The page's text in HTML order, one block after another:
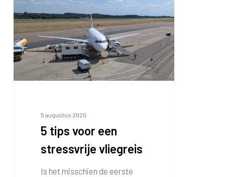
een
stressvrije
vliegreis
5 augustus 2025
5 tips voor een
stressvrije vliegreis
Is het misschien de eerste